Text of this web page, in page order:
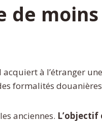
de
à l’étranger
formalités
anciennes.